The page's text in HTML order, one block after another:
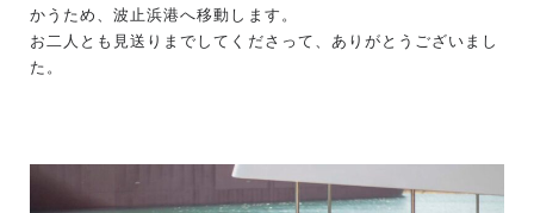
かうため、波止浜港へ移動します。
お二人とも見送りまでしてくださって、ありがとうございまし
た。